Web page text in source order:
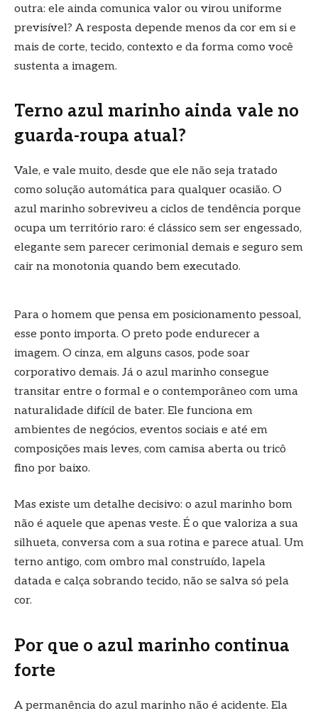
outra: ele ainda comunica valor ou virou uniforme
previsível? A resposta depende menos da cor em si e
mais de corte, tecido, contexto e da forma como você
sustenta a imagem.
Terno azul marinho ainda vale no
guarda-roupa atual?
Vale, e vale muito, desde que ele não seja tratado
como solução automática para qualquer ocasião. O
azul marinho sobreviveu a ciclos de tendência porque
ocupa um território raro: é clássico sem ser engessado,
elegante sem parecer cerimonial demais e seguro sem
cair na monotonia quando bem executado.
Para o homem que pensa em posicionamento pessoal,
esse ponto importa. O preto pode endurecer a
imagem. O cinza, em alguns casos, pode soar
corporativo demais. Já o azul marinho consegue
transitar entre o formal e o contemporâneo com uma
naturalidade difícil de bater. Ele funciona em
ambientes de negócios, eventos sociais e até em
composições mais leves, com camisa aberta ou tricô
fino por baixo.
Mas existe um detalhe decisivo: o azul marinho bom
não é aquele que apenas veste. É o que valoriza a sua
silhueta, conversa com a sua rotina e parece atual. Um
terno antigo, com ombro mal construído, lapela
datada e calça sobrando tecido, não se salva só pela
cor.
Por que o azul marinho continua
forte
A permanência do azul marinho não é acidente. Ela